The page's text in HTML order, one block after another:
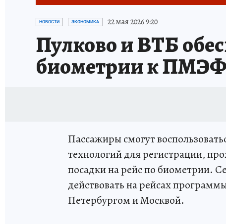
АФИША ИСПЫТАНО НА СЕБЕ
НОВОСТИ ЭКОНОМИКА 22 мая 2026 9:20
Пулково и ВТБ
биометрии к
Пассажиры смогут
технологий для регистрации,
посадки на рейс по биометрии.
действовать на рейсах
Петербургом и Москвой.